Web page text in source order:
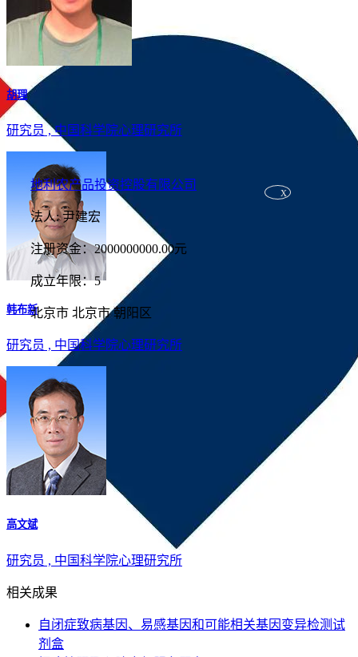
地利农产品投资控股有限公司
法人: 尹建宏
注册资金：2000000000.00元
成立年限：5
北京市 北京市 朝阳区
胡理
研究员 , 中国科学院心理研究所
韩布新
研究员 , 中国科学院心理研究所
高文斌
研究员 , 中国科学院心理研究所
相关成果
自闭症致病基因、易感基因和可能相关基因变异检测试
剂盒